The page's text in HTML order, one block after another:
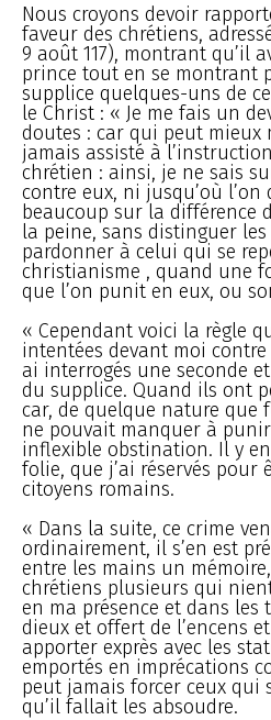
Nous croyons devoir
faveur des chrétiens,
9 août 117), montrant qu’il
prince tout en se montrant
supplice quelques-uns de
le Christ : « Je me fais un
doutes : car qui peut mieux
jamais assisté à
chrétien : ainsi, je ne sais
contre eux, ni jusqu’où
beaucoup sur la différence
la peine, sans distinguer
pardonner à celui qui se
christianisme , quand une
que l’on punit en eux, ou
« Cependant voici la règle
intentées devant moi
ai interrogés une seconde
du supplice. Quand ils ont
car, de quelque nature que
ne pouvait manquer à
inflexible obstination. Il y
folie, que j’ai réservés pour
citoyens romains.
« Dans la suite, ce crime
ordinairement, il s’en est
entre les mains un
chrétiens plusieurs qui
en ma présence et dans
dieux et offert de l’encens
apporter exprès avec les
emportés en imprécations
peut jamais forcer ceux qui
qu’il fallait les absoudre.